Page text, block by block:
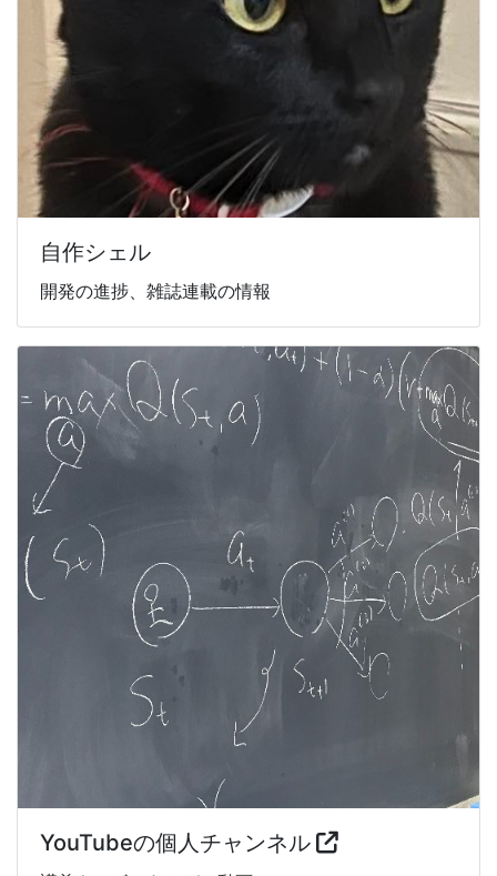
自作シェル
開発の進捗、雑誌連載の情報
YouTubeの個人チャンネル